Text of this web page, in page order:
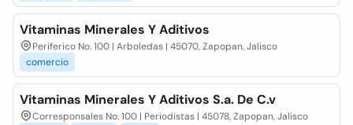
Vitaminas Minerales Y Aditivos
Periferico No. 100 | Arboledas | 45070, Zapopan, Jalisco
comercio
Vitaminas Minerales Y Aditivos S.a. De C.v
Corresponsales No. 100 | Periodistas | 45078, Zapopan, Jalisco